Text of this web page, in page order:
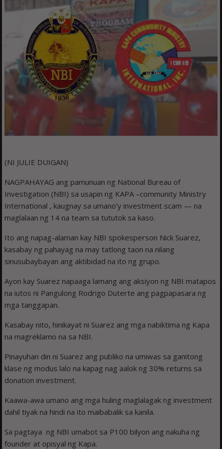
(NI JULIE DUIGAN)
NAGPAHAYAG ang pamunuan ng National Bureau of
Investigation (NBI) sa usapin ng KAPA –community Ministry
International , kaugnay sa umano’y investment scam — na
maglalaan ng 14 na team sa tututok sa kaso.
Ito ang napag-alaman kay NBI spokesperson Nick Suarez,
kasabay ng pahayag na may tatlong taon na nilang
sinusubaybayan ang aktibidad na ito ng grupo.
Ayon kay Suarez napaaga lamang ang aksiyon ng NBI matapos
na iutos ni Pangulong Rodrigo Duterte ang pagpapasara ng
mga tanggapan.
Kasabay nito, hinikayat ni Suarez ang mga nabiktima ng Kapa
na magreklamo na sa NBI.
Pinayuhan din ni Suarez ang publiko na umiwas sa ganitong
klase ng modus lalo na kapag nag aalok ng 30% returns sa
donation investment.
Kaawa-awa umano ang mga huling maglalagak ng investment
dahil tiyak na hindi na ito maibabalik sa kanila.
Sa pagtaya ng NBI umabot sa P100 bilyon ang nakuha ng
founder at opisyal ng Kapa.